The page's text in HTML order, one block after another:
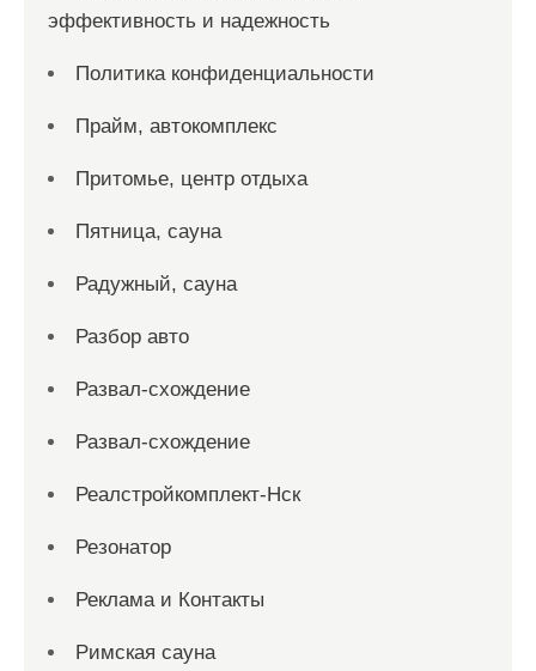
эффективность и надежность
Политика конфиденциальности
Прайм, автокомплекс
Притомье, центр отдыха
Пятница, сауна
Радужный, сауна
Разбор авто
Развал-схождение
Развал-схождение
Реалстройкомплект-Нск
Резонатор
Реклама и Контакты
Римская сауна